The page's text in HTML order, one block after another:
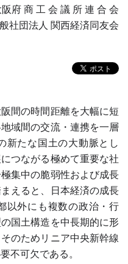
阪府 商 工 会 議 所 連 合 会
社団法人 関西経済同友会
間の時間距離を大幅に短
域間の交流・連携を一層
新たな国土の大動脈とし
つながる極めて重要な社
集中の脆弱性および成長
えると、日本経済の成長
以外にも複数の政治・行
国土構造を中長期的に形
のためリニア中央新幹線
不可欠である。